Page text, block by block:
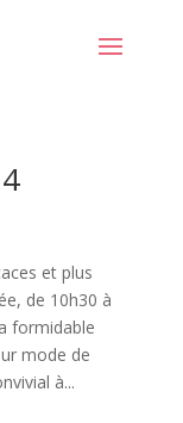
et plus
de 10h30 à
formidable
mode de
à...